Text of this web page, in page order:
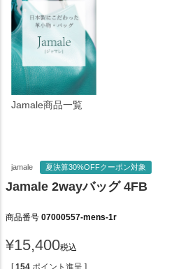
Jamale商品一覧
jamale 夏決算30%OFFクーポン対象
Jamale 2wayバッグ 4FB
商品番号 07000557-mens-1r
¥15,400税込